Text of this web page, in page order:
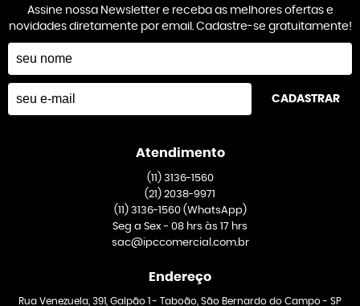
Assine nossa Newsletter e receba as melhores ofertas e
novidades diretamente por email. Cadastre-se gratuitamente!
CADASTRAR
Atendimento
(11)3136-1560
(21) 2038-9971
(11)3136-1560 (WhatsApp)
Seg a Sex - 08 hrs às 17 hrs
sac@ipccomercial.com.br
Endereço
Rua Venezuela, 391, Galpão 1 - Taboão, São Bernardo do Campo- SP